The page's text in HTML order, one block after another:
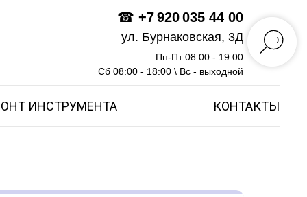
☎ +7 920 035 44 00
Пн-Пт 08:00 - 19:00
Сб 08:00 - 18:00 \ Вс - выходной
ул. Бурнаковская, 3Д
ИНСТРУМЕНТА КОНТАКТЫ